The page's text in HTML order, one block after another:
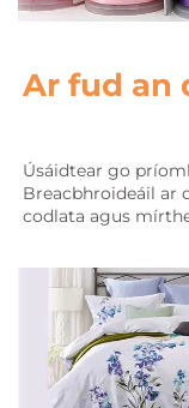
Ar fud an
Úsáidtear go
Breacbhroideáil ar
codlata agus